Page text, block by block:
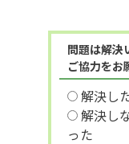
問題は解決
ご協力をお
解決し
解決し
った